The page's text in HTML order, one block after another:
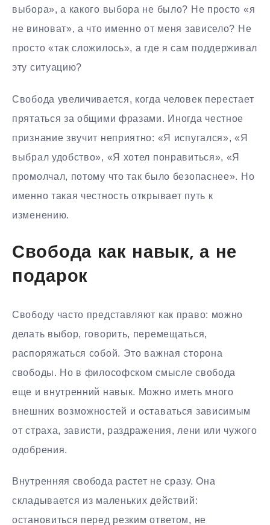
выбора», а какого выбора не было? Не просто «я
не виноват», а что именно от меня зависело? Не
просто «так сложилось», а где я сам поддерживал
эту ситуацию?
Свобода увеличивается, когда человек перестает
прятаться за общими фразами. Иногда честное
признание звучит неприятно: «Я испугался», «Я
выбрал удобство», «Я хотел понравиться», «Я
промолчал, потому что так было безопаснее». Но
именно такая честность открывает путь к
изменению.
Свобода как навык, а не
подарок
Свободу часто представляют как право: можно
делать выбор, говорить, перемещаться,
распоряжаться собой. Это важная сторона
свободы. Но в философском смысле свобода
еще и внутренний навык. Можно иметь много
внешних возможностей и оставаться зависимым
от страха, зависти, раздражения, лени или чужого
одобрения.
Внутренняя свобода растет не сразу. Она
складывается из маленьких действий:
остановиться перед резким ответом, не